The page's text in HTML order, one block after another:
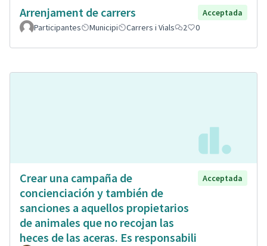
Arrenjament de carrers
Acceptada
Participantes
Municipi Carrers i Vials 2 0
Crear una campaña de
concienciación y también de
sanciones a aquellos propietarios
de animales que no recojan las
heces de las aceras. Es responsabili
Acceptada